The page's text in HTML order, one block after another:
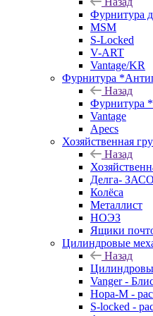
Фурнитура
MSM
S-Locked
V-ART
Vantage/KR
Фурнитура
Назад
Фурнитура
Vantage
Apecs
Хозяйственная
Назад
Делга-
Колёса
Металлист
НОЭЗ
Ящики
Цилиндровые
Назад
Vanger -
Нора-М -
S-locked -